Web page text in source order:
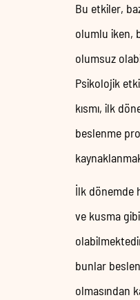
Bu etkiler,
olumlu iken,
olumsuz
Psikolojik
kısmı, ilk
beslenme
İlk dönemde
ve kusma
bunlar
olmasından